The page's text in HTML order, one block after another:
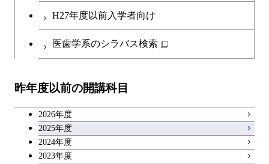
H27年度以前入学者向け
医歯学系のシラバス検索
昨年度以前の開講科目
2026年度
2025年度
2024年度
2023年度